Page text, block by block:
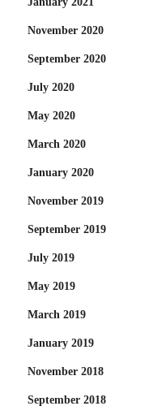
November 2020
September 2020
July 2020
May 2020
March 2020
January 2020
November 2019
September 2019
July 2019
May 2019
March 2019
January 2019
November 2018
September 2018